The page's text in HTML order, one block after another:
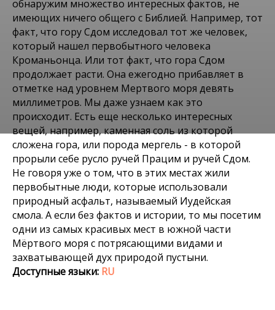
Места в Israel
ПУТЕШЕСТВИЕ НА
ДЖИПАХ НАХАЛЬ
ПРАЦИМ И ГОРА СДОМ
обнаружим множество интересных фактов, не
имеющих ничего общего с Библией. Например, тот
факт, что гору Сдом исследовал тот же человек,
который нашел первобытного человека
Кроманьонца. Или тот факт, что гора Сдом
продолжает расти. Она ежегодно прибавляет в
отметке над уровнем Мертвого моря девять
миллиметров. Мы даже узнаем как это
происходит. Есть еще несколько интересных
вещей, например, каменная соль из которой
сложена гора, или порода мергель - в которой
прорыли себе русло ручей Працим и ручей Сдом.
Не говоря уже о том, что в этих местах жили
первобытные люди, которые использовали
природный асфальт, называемый Иудейская
смола. А если без фактов и истории, то мы посетим
одни из самых красивых мест в южной части
Мёртвого моря с потрясающими видами и
захватывающей дух природой пустыни.
Доступные языки: RU